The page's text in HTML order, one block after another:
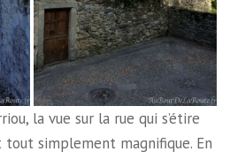
la vue sur la rue qui s’étire
tout simplement magnifique. En